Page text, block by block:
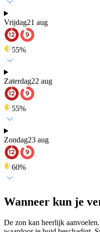
Vrijdag21 aug
55%
Zaterdag22 aug
55%
Zondag23 aug
60%
Wanneer kun je
De zon kan heerlijk